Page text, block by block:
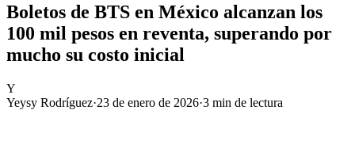
Boletos de BTS en México alcanzan los
100 mil pesos en reventa, superando por
mucho su costo inicial
Y
Yeysy Rodríguez·23 de enero de 2026·3 min de lectura